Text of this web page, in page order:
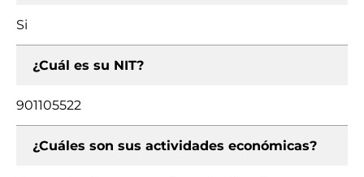
Si
¿Cuál es su NIT?
901105522
¿Cuáles son sus actividades económicas?